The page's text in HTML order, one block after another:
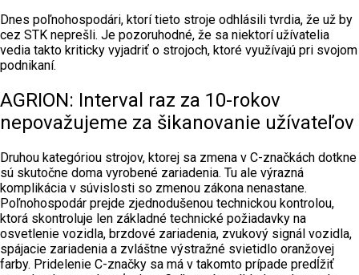
Dnes poľnohospodári, ktorí tieto stroje odhlásili tvrdia, že už by
cez STK neprešli. Je pozoruhodné, že sa niektorí užívatelia
vedia takto kriticky vyjadriť o strojoch, ktoré využívajú pri svojom
podnikaní.
AGRION: Interval raz za 10-rokov
nepovažujeme za šikanovanie užívateľov
Druhou kategóriou strojov, ktorej sa zmena v C-značkách dotkne
sú skutočne doma vyrobené zariadenia. Tu ale výrazná
komplikácia v súvislosti so zmenou zákona nenastane.
Poľnohospodár prejde zjednodušenou technickou kontrolou,
ktorá skontroluje len základné technické požiadavky na
osvetlenie vozidla, brzdové zariadenia, zvukový signál vozidla,
spájacie zariadenia a zvláštne výstražné svietidlo oranžovej
farby. Pridelenie C-značky sa má v takomto prípade predĺžiť